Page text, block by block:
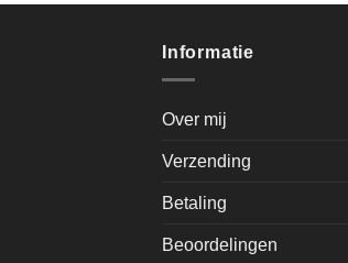
Informatie
Over mij
Verzending
Betaling
Beoordelingen